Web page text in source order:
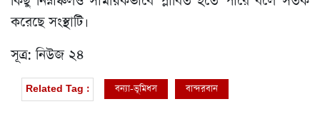
করেছে সংস্থাটি।
সূত্র: নিউজ ২৪
Related Tag : বন্যা-ভূমিধস বান্দরবান